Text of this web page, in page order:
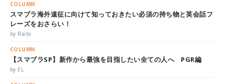
COLUMN
スマブラ海外遠征に向けて知っておきたい必須の持ち物と英会話フ
レーズをおさらい！
by Raito
COLUMN
【スマブラSP】新作から最強を目指したい全ての人へ PGR編
by EL